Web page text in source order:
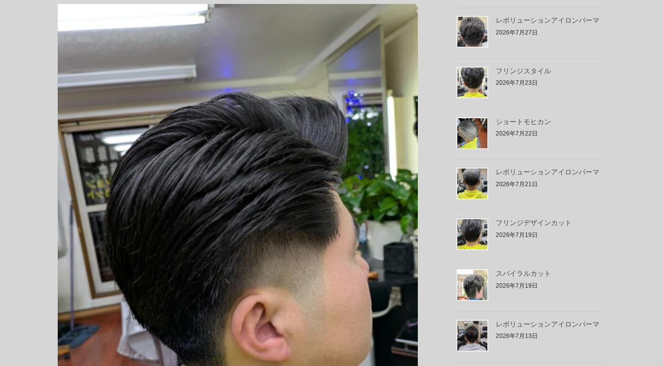
レボリューションアイロンパーマ
2026年7月27日
フリンジスタイル
2026年7月23日
ショートモヒカン
2026年7月22日
レボリューションアイロンパーマ
2026年7月21日
フリンジデザインカット
2026年7月19日
スパイラルカット
2026年7月19日
レボリューションアイロンパーマ
2026年7月13日